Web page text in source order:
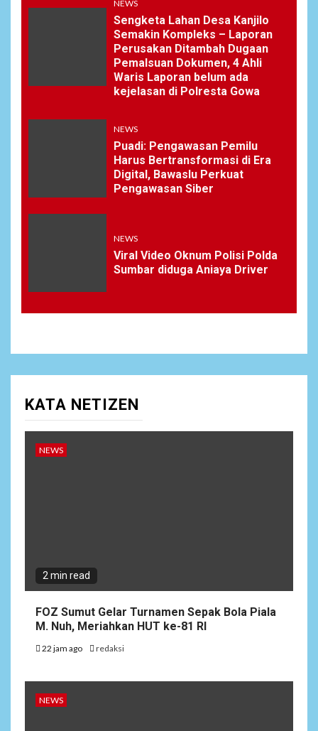
NEWS
Sengketa Lahan Desa Kanjilo
Semakin Kompleks – Laporan
Perusakan Ditambah Dugaan
Pemalsuan Dokumen, 4 Ahli
Waris Laporan belum ada
kejelasan di Polresta Gowa
NEWS
Puadi: Pengawasan Pemilu
Harus Bertransformasi di Era
Digital, Bawaslu Perkuat
Pengawasan Siber
NEWS
Viral Video Oknum Polisi Polda
Sumbar diduga Aniaya Driver
KATA NETIZEN
NEWS
2 min read
FOZ Sumut Gelar Turnamen Sepak Bola Piala
M. Nuh, Meriahkan HUT ke-81 RI
22 jam ago redaksi
NEWS